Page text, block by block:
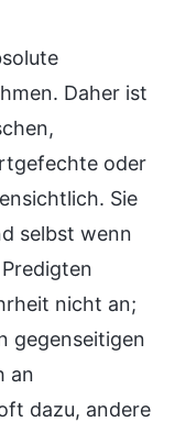
Daher ist
oder
Sie
selbst wenn
nicht an;
gegenseitigen
an
dazu, andere